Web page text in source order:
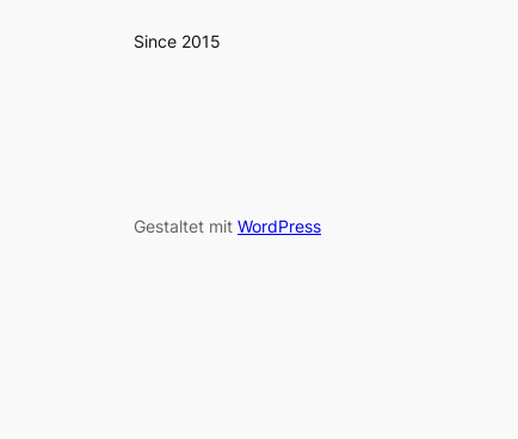
Since 2015
Gestaltet mit WordPress